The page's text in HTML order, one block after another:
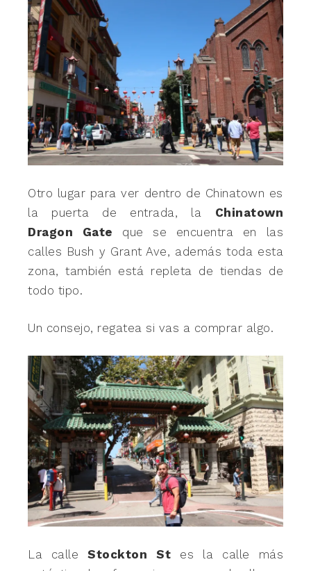
Otro lugar para ver dentro de Chinatown es
la puerta de entrada, la Chinatown
Dragon Gate que se encuentra en las
calles Bush y Grant Ave, además toda esta
zona, también está repleta de tiendas de
todo tipo.
Un consejo, regatea si vas a comprar algo.
La calleStockton St es la calle más